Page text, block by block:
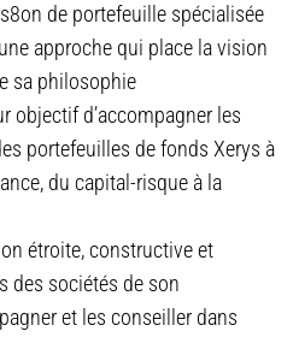
de portefeuille spécialisée
approche qui place la vision
sa philosophie
objectif d’accompagner les
portefeuilles de fonds Xerys à
du capital-risque à la
étroite, constructive et
des sociétés de son
et les conseiller dans